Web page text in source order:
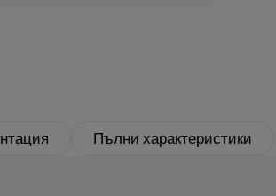
Пълни характеристики